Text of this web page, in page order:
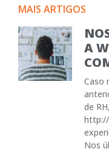
MAIS ARTIGOS
A
Caso
de
Nos